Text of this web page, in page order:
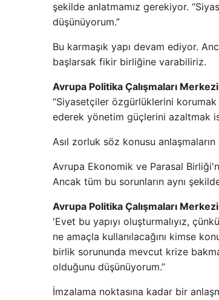
şekilde anlatmamız gerekiyor.
düşünüyorum.”
Bu karmaşık yapı devam ediyor.
başlarsak fikir birliğine varabiliriz.
Avrupa Politika Çalışmaları
“Siyasetçiler özgürlüklerini
ederek yönetim güçlerini azaltmak
Asıl zorluk söz konusu anlaşmaların
Avrupa Ekonomik ve Parasal
Ancak tüm bu sorunların aynı
Avrupa Politika Çalışmaları
'Evet bu yapıyı oluşturmalıyız,
ne amaçla kullanılacağını kimse
birlik sorununda mevcut krize
olduğunu düşünüyorum.”
İmzalama noktasına kadar bir